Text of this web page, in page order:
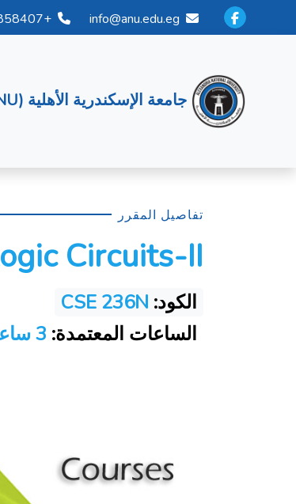
info@anu.edu.eg
+201228858407
جامعة الإسكندرية الأهلية (ANU)
تفاصيل المقرر
Circuits-II
الكود: CSE 236N
الساعات المعتمدة: